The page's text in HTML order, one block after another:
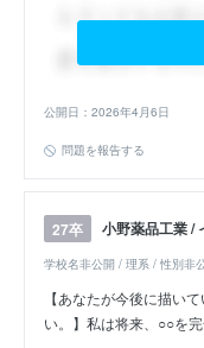
公開日：2026年4月6日
問題を報告する
27卒 小野薬品工業 /
学校名非公開 / 理系 / 性別非
【あなたが今後に描い
い。】私は将来、○○を